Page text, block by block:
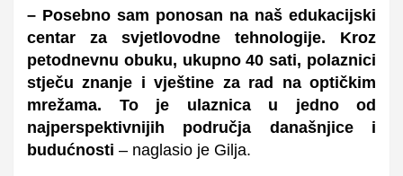
– Posebno sam ponosan na naš edukacijski
centar za svjetlovodne tehnologije. Kroz
petodnevnu obuku, ukupno 40 sati, polaznici
stječu znanje i vještine za rad na optičkim
mrežama. To je ulaznica u jedno od
najperspektivnijih područja današnjice i
budućnosti – naglasio je Gilja.